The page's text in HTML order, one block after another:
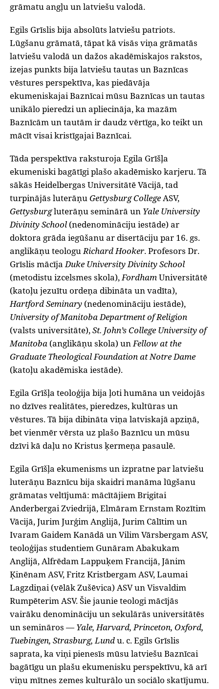
grāmatu angļu un latviešu valodā.
Egils Grīslis bija absolūts latviešu patriots.
Lūgšanu grāmatā, tāpat kā visās viņa grāmatās
latviešu valodā un dažos akadēmiskajos rakstos,
izejas punkts bija latviešu tautas un Baznīcas
vēstures perspektīva, kas piedāvāja
ekumeniskajai Baznīcai mūsu Baznīcas un tautas
unikālo pieredzi un apliecināja, ka mazām
Baznīcām un tautām ir daudz vērtīga, ko teikt un
mācīt visai kristīgajai Baznīcai.
Tāda perspektīva raksturoja Egila Grīšļa
ekumeniski bagātīgi plašo akadēmisko karjeru. Tā
sākās Heidelbergas Universitātē Vācijā, tad
turpinājās luterāņuGettysburg CollegeASV,
Gettysburgluterāņu seminārā un Yale University
Divinity School (nedenomināciju iestāde) ar
doktora grāda iegūšanu ar disertāciju par 16. gs.
anglikāņu teologuRichard Hooker. Profesors Dr.
Grīslis mācījaDuke University Divinity School
(metodistu izcelsmes skola),FordhamUniversitātē
(katoļu jezuītu ordeņa dibināta un vadīta),
Hartford Seminary (nedenomināciju iestāde),
University of Manitoba Department of Religion
(valsts universitāte),St. John’s College Universityof
Manitoba (anglikāņu skola) unFellow at the
Graduate Theological Foundation at Notre Dame
(katoļu akadēmiska iestāde).
Egila Grīšļa teoloģija bija ļoti humāna un veidojās
no dzīves realitātes, pieredzes, kultūras un
vēstures. Tā bija dibināta viņa latviskajā apziņā,
bet vienmēr vērsta uz plašo Baznīcu un mūsu
dzīvi kā daļu no Kristus ķermeņa pasaulē.
Egila Grīšļa ekumenisms un izpratne par latviešu
luterāņu Baznīcu bija skaidri manāma lūgšanu
grāmatas veltījumā: mācītājiem Brigitai
Anderbergai Zviedrijā, Elmāram Ernstam Rozītim
Vācijā, Jurim Jurģim Anglijā, Jurim Cālītim un
Ivaram Gaidem Kanādā un Vilim Vārsbergam ASV,
teoloģijas studentiem Gunāram Abakukam
Anglijā, Alfrēdam Lappuķem Francijā, Jānim
Ķinēnam ASV, Fritz Kristbergam ASV, Laumai
Lagzdiņai (vēlāk Zušēvica) ASV un Visvaldim
Rumpēterim ASV. Šie jaunie teologi mācījās
vairāku denomināciju un sekulārās universitātēs
un semināros — Yale, Harvard, Princeton, Oxford,
Tuebingen, Strasburg, Lundu. c. Egils Grīslis
saprata, ka viņi pienesīs mūsu latviešu Baznīcai
bagātīgu un plašu ekumenisku perspektīvu, kā arī
viņu mītnes zemes kulturālo un sociālo skatījumu.